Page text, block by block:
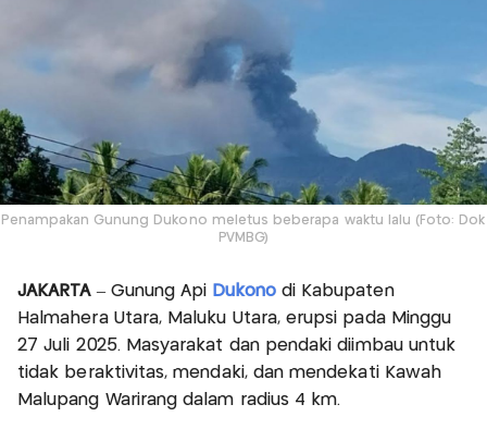
Penampakan Gunung Dukono meletus beberapa waktu lalu (Foto: Dok
PVMBG)
JAKARTA– Gunung Api Dukono di Kabupaten
Halmahera Utara, Maluku Utara, erupsi pada Minggu
27 Juli 2025. Masyarakat dan pendaki diimbau untuk
tidak beraktivitas, mendaki, dan mendekati Kawah
Malupang Warirang dalam radius 4 km.